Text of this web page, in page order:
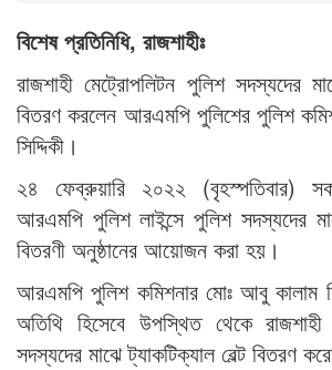
বিশেষ প্রতিনিধি, রাজশাহীঃ
রাজশাহী মেট্রোপলিটন পুলিশ সদস্যদের
বিতরণ করলেন আরএমপি পুলিশের পুলিশ
সিদ্দিকী।
২৪ ফেব্রুয়ারি ২০২২ (বৃহস্পতিবার)
আরএমপি পুলিশ লাইন্সে পুলিশ সদস্যদের
বিতরণী অনুষ্ঠানের আয়োজন করা হয়।
আরএমপি পুলিশ কমিশনার মোঃ আবু কালাম
অতিথি হিসেবে উপস্থিত থেকে
সদস্যদের মাঝে ট্যাকটিক্যাল বেল্ট বিতরণ